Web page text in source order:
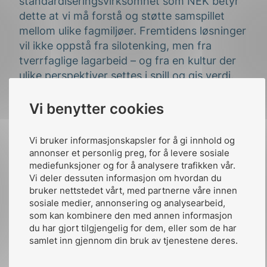
Vi benytter cookies
Vi bruker informasjonskapsler for å gi innhold og
annonser et personlig preg, for å levere sosiale
mediefunksjoner og for å analysere trafikken vår.
Vi deler dessuten informasjon om hvordan du
bruker nettstedet vårt, med partnerne våre innen
sosiale medier, annonsering og analysearbeid,
som kan kombinere den med annen informasjon
du har gjort tilgjengelig for dem, eller som de har
samlet inn gjennom din bruk av tjenestene deres.
dette at vi må forstå og støtte samspillet
mellom ulike fagmiljøer. Fremtidens løsninger
vil ikke oppstå fra silotenking, men fra
tverrfaglige lagarbeid – og fra en kultur der
ulike perspektiver settes i spill og gis verdi.
Styrets rolle har vært å tilrettelegge for
denne utviklingen. Vi har lagt vekt på at
kultur som gjør NEK i stand til å gripe
mulighetene som teknologisk konvergens gir,
samtidig som vi passer på at kravene til
kvalitet og sikkerhet står like sterkt. Dette
har blant annet skjedd gjennom målrettet
rekruttering, aktivt å invitere inn fagfolk fra
nye disipliner, og ved å støtte opp om
strategiske initiativer som fremmer